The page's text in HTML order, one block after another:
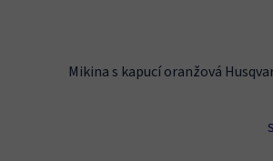
Mikina s kapucí oranžová